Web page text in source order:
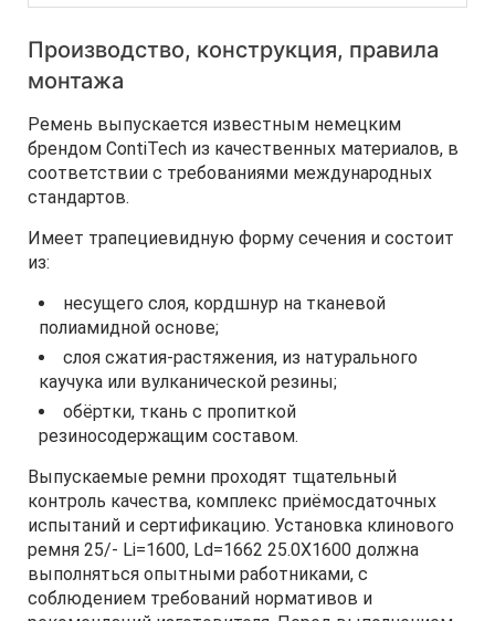
Производство, конструкция, правила
монтажа
Ремень выпускается известным немецким
брендом ContiTech из качественных материалов, в
соответствии с требованиями международных
стандартов.
Имеет трапециевидную форму сечения и состоит
из:
несущего слоя, кордшнур на тканевой
полиамидной основе;
слоя сжатия-растяжения, из натурального
каучука или вулканической резины;
обёртки, ткань с пропиткой
резиносодержащим составом.
Выпускаемые ремни проходят тщательный
контроль качества, комплекс приёмосдаточных
испытаний и сертификацию. Установка клинового
ремня 25/- Li=1600, Ld=1662 25.0X1600 должна
выполняться опытными работниками, с
соблюдением требований нормативов и